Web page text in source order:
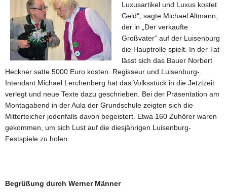
Luxusartikel und Luxus kostet
Geld“, sagte Michael Altmann,
der in „Der verkaufte
Großvater“ auf der Luisenburg
die Hauptrolle spielt. In der Tat
lässt sich das Bauer Norbert
Heckner satte 5000 Euro kosten. Regisseur und Luisenburg-
Intendant Michael Lerchenberg hat das Volksstück in die Jetztzeit
verlegt und neue Texte dazu geschrieben. Bei der Präsentation am
Montagabend in der Aula der Grundschule zeigten sich die
Mitterteicher jedenfalls davon begeistert. Etwa 160 Zuhörer waren
gekommen, um sich Lust auf die diesjährigen Luisenburg-
Festspiele zu holen.
Begrüßung durch Werner Männer